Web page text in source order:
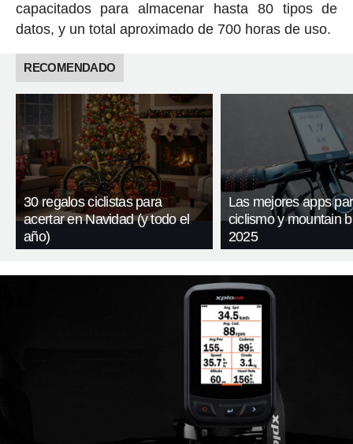
capacitados para almacenar hasta 80 tipos de
datos, y un total aproximado de 700 horas de uso.
RECOMENDADO
30 regalos ciclistas para
acertar en Navidad (y todo el
año)
Las mejores apps
ciclismo y mountain
2025